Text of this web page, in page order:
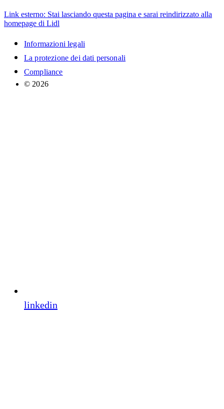
Link esterno: Stai lasciando questa pagina e sarai reindirizzato alla
homepage di Lidl
Informazioni legali
La protezione dei dati personali
Compliance
© 2026
linkedin